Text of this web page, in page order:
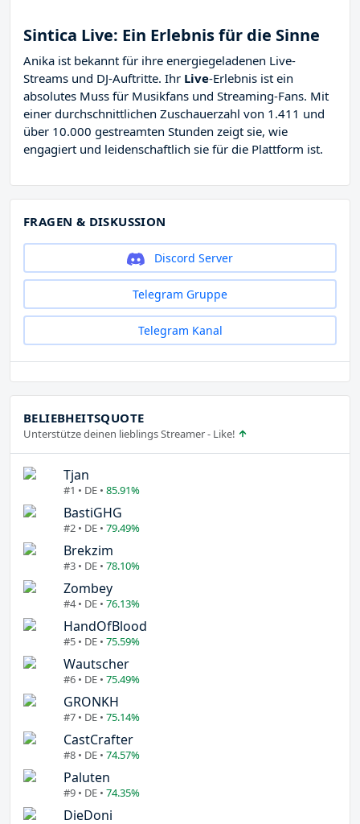
Sintica Live: Ein Erlebnis für die Sinne
Anika ist bekannt für ihre energiegeladenen Live-
Streams und DJ-Auftritte. Ihr Live-Erlebnis ist ein
absolutes Muss für Musikfans und Streaming-Fans. Mit
einer durchschnittlichen Zuschauerzahl von 1.411 und
über 10.000 gestreamten Stunden zeigt sie, wie
engagiert und leidenschaftlich sie für die Plattform ist.
FRAGEN & DISKUSSION
Discord Server
Telegram Gruppe
Telegram Kanal
BELIEBHEITSQUOTE
Unterstütze deinen lieblings Streamer - Like!
Tjan
#1 • DE • 85.91%
BastiGHG
#2 • DE • 79.49%
Brekzim
#3 • DE • 78.10%
Zombey
#4 • DE • 76.13%
HandOfBlood
#5 • DE • 75.59%
Wautscher
#6 • DE • 75.49%
GRONKH
#7 • DE • 75.14%
CastCrafter
#8 • DE • 74.57%
Paluten
#9 • DE • 74.35%
DieDoni